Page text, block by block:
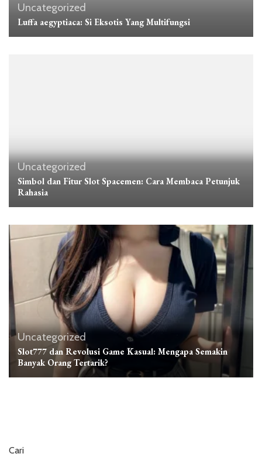
Uncategorized
Luffa aegyptiaca: Si Eksotis Yang Multifungsi
Uncategorized
Simbol dan Fitur Slot Spacemen: Cara Membaca Petunjuk
Rahasia
Uncategorized
Slot777 dan Revolusi Game Kasual: Mengapa Semakin
Banyak Orang Tertarik?
Cari